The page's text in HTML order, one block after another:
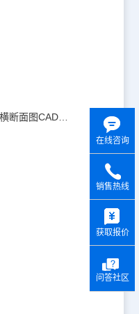
道路设计CAD图纸之道路标准横断面图CAD图纸
在线咨询
销售热线
获取报价
问答社区